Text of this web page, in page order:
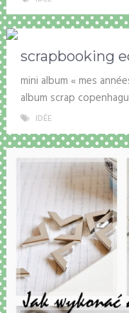
scrapbooking
mini album « mes
album scrap
IDÉE